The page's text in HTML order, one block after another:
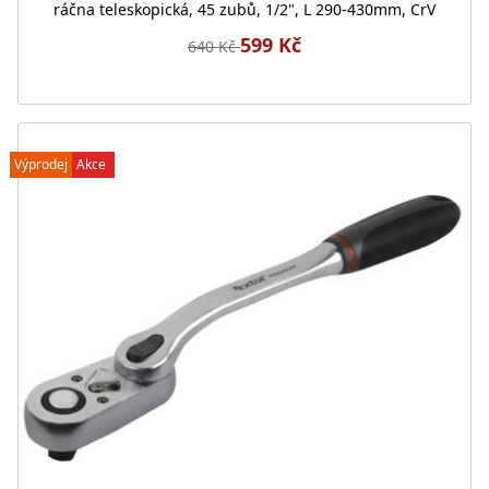
ráčna teleskopická, 45 zubů, 1/2", L 290-430mm, CrV
640 Kč599 Kč
Výprodej Akce